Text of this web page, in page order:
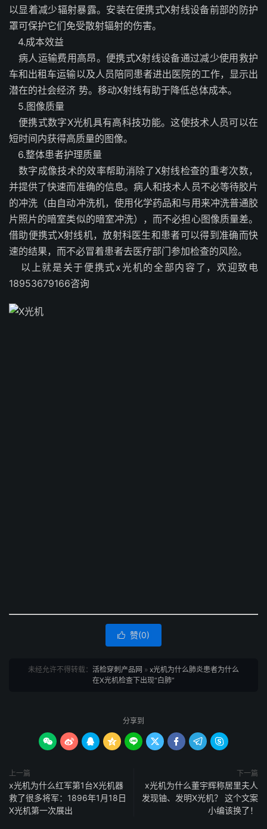
以显着减少辐射暴露。安装在便携式X射线设备前部的防护
罩可保护它们免受散射辐射的伤害。
4.成本效益
病人运输费用高昂。便携式X射线设备通过减少使用救护
车和出租车运输以及人员陪同患者进出医院的工作，显示出
潜在的社会经济 势。移动X射线有助于降低总体成本。
5.图像质量
便携式数字X光机具有高科技功能。这使技术人员可以在
短时间内获得高质量的图像。
6.整体患者护理质量
数字成像技术的效率帮助消除了X射线检查的重考次数，
并提供了快速而准确的信息。病人和技术人员不必等待胶片
的冲洗（由自动冲洗机，使用化学药品和与用来冲洗普通胶
片照片的暗室类似的暗室冲洗），而不必担心图像质量差。
借助便携式X射线机，放射科医生和患者可以得到准确而快
速的结果，而不必冒着患者去医疗部门参加检查的风险。
以上就是关于便携式x光机的全部内容了，欢迎致电
18953679166咨询
 赞(0)
未经允许不得转载： 活检穿刺产品网 » x光机为什么肺炎患者为什么
在X光机检查下出现“白肺”
分享到
        
上一篇
x光机为什么红军第1台X光机器
救了很多将军：1896年1月18日
X光机第一次展出
下一篇
x光机为什么董宇辉称居里夫人
发现铀、发明X光机？ 这个文案
小编该换了！